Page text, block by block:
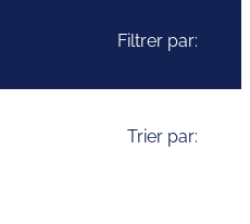
Filtrer par:
Trier par: